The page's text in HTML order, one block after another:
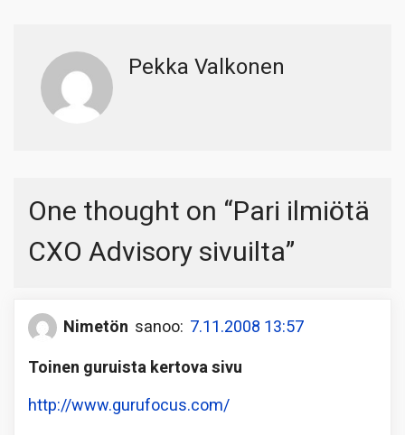
Pekka Valkonen
One thought on “Pari ilmiötä
CXO Advisory sivuilta”
Nimetön sanoo: 7.11.2008 13:57
Toinen guruista kertova sivu
http://www.gurufocus.com/